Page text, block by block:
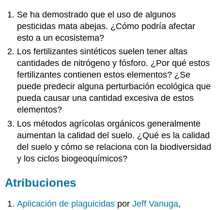
Se ha demostrado que el uso de algunos
pesticidas mata abejas. ¿Cómo podría afectar
esto a un ecosistema?
Los fertilizantes sintéticos suelen tener altas
cantidades de nitrógeno y fósforo. ¿Por qué estos
fertilizantes contienen estos elementos? ¿Se
puede predecir alguna perturbación ecológica que
pueda causar una cantidad excesiva de estos
elementos?
Los métodos agrícolas orgánicos generalmente
aumentan la calidad del suelo. ¿Qué es la calidad
del suelo y cómo se relaciona con la biodiversidad
y los ciclos biogeoquímicos?
Atribuciones
Aplicación de plaguicidas porJeff Vanuga,